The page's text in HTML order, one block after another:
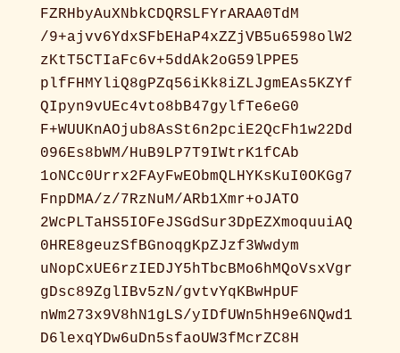
FZRHbyAuXNbkCDQRSLFYrARAA0TdM
/9+ajvv6YdxSFbEHaP4xZZjVB5u6598olW2
zKtT5CTIaFc6v+5ddAk2oG59lPPE5
plfFHMYliQ8gPZq56iKk8iZLJgmEAs5KZYf
QIpyn9vUEc4vto8bB47gylfTe6eG0
F+WUUKnAOjub8AsSt6n2pciE2QcFh1w22Dd
096Es8bWM/HuB9LP7T9IWtrK1fCAb
1oNCc0Urrx2FAyFwEObmQLHYKsKuI0OKGg7
FnpDMA/z/7RzNuM/ARb1Xmr+oJATO
2WcPLTaHS5IOFeJSGdSur3DpEZXmoquuiAQ
0HRE8geuzSfBGnoqgKpZJzf3Wwdym
uNopCxUE6rzIEDJY5hTbcBMo6hMQoVsxVgr
gDsc89ZglIBv5zN/gvtvYqKBwHpUF
nWm273x9V8hN1gLS/yIDfUWn5hH9e6NQwd1
D6lexqYDw6uDn5sfaoUW3fMcrZC8H